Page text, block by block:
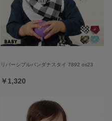
リバーシブルバンダナスタイ 7892 os23
￥1,320